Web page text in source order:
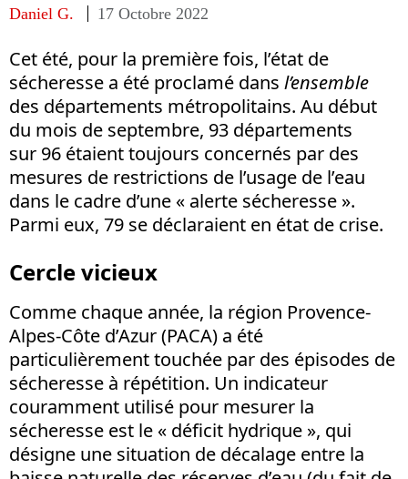
Daniel G. 17 Octobre 2022
Cet été, pour la première fois, l’état de
sécheresse a été proclamé dans l’ensemble
des départements métropolitains. Au début
du mois de septembre, 93 départements
sur 96 étaient toujours concernés par des
mesures de restrictions de l’usage de l’eau
dans le cadre d’une « alerte sécheresse ».
Parmi eux, 79 se déclaraient en état de crise.
Cercle vicieux
Comme chaque année, la région Provence-
Alpes-Côte d’Azur (PACA) a été
particulièrement touchée par des épisodes de
sécheresse à répétition. Un indicateur
couramment utilisé pour mesurer la
sécheresse est le « déficit hydrique », qui
désigne une situation de décalage entre la